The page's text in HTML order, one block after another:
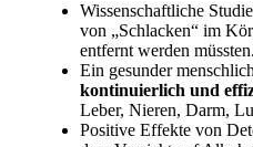
Wissenschaftliche
von „Schlacken“ im
entfernt werden müssten.
Ein gesunder
kontinuierlich und
Leber, Nieren, Darm,
Positive Effekte von